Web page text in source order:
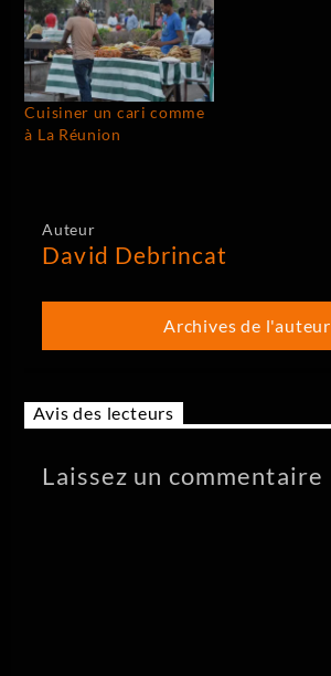
Cuisiner un cari comme
à La Réunion
Auteur
David Debrincat
Archives de l'auteur
Avis des lecteurs
Laissez un commentaire